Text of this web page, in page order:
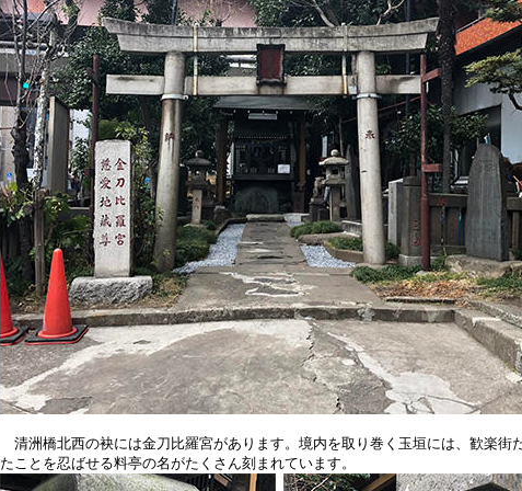
清洲橋北西の袂には金刀比羅宮があります。境内を取り巻く玉垣には、歓楽街
たことを忍ばせる料亭の名がたくさん刻まれています。